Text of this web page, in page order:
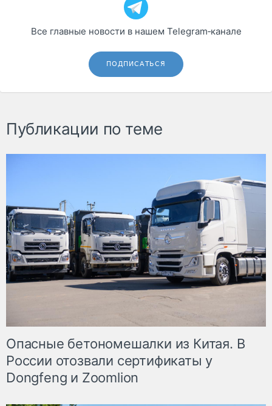
Все главные новости в нашем Telegram‑канале
ПОДПИСАТЬСЯ
Публикации по теме
Опасные бетономешалки из Китая. В
России отозвали сертификаты у
Dongfeng и Zoomlion